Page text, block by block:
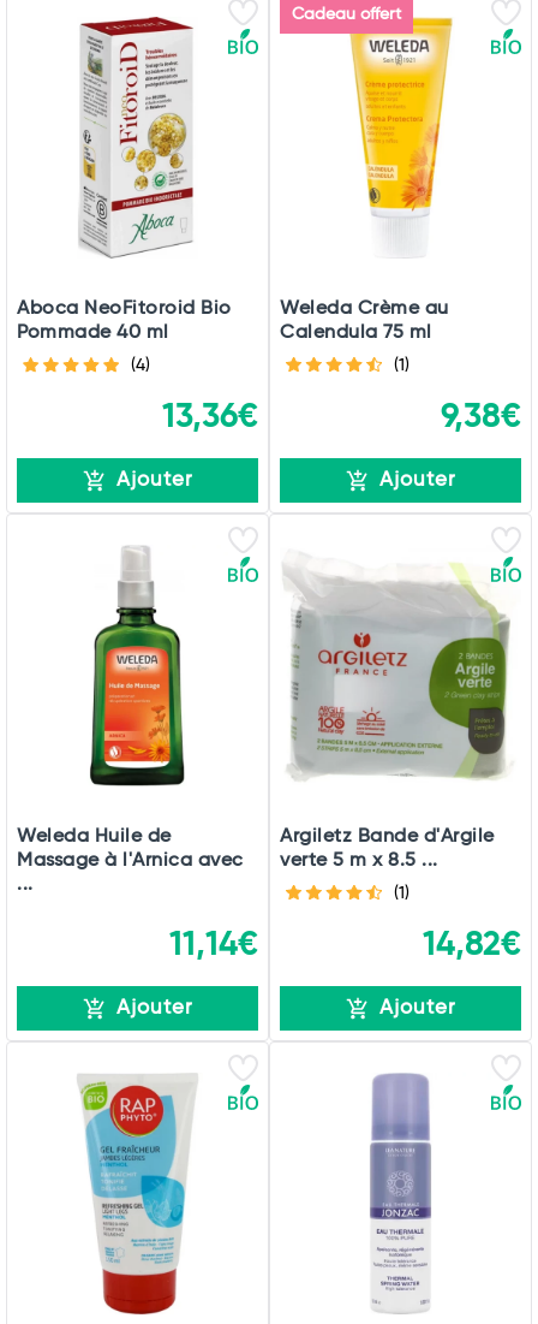
Aboca NeoFitoroid Bio
Pommade 40 ml
(4)
13,36€
Ajouter
Cadeau offert
Weleda Crème au
Calendula 75 ml
(1)
9,38€
Ajouter
Weleda Huile de
Massage à l'Arnica avec
...
11,14€
Ajouter
Argiletz Bande d'Argile
verte 5 m x 8.5 ...
(1)
14,82€
Ajouter